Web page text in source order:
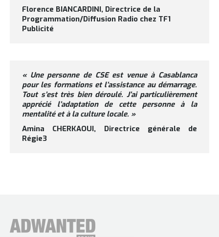
Florence BIANCARDINI, Directrice de la
Programmation/Diffusion Radio chez TF1
Publicité
« Une personne de CSE est venue à Casablanca
pour les formations et l’assistance au démarrage.
Tout s’est très bien déroulé. J’ai particulièrement
apprécié l’adaptation de cette personne à la
mentalité et à la culture locale. »
Amina CHERKAOUI, Directrice générale de
Régie3